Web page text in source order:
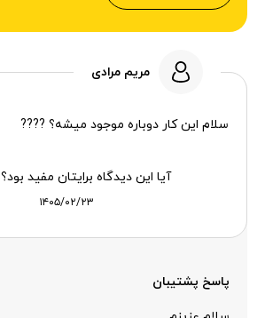
مریم مرادی
سلام این کار دوباره موجود میشه؟ ????
۱۴۰۵/۰۲/۲۳
آیا این دیدگاه برایتان مفید بود؟
پاسخ پشتیبان